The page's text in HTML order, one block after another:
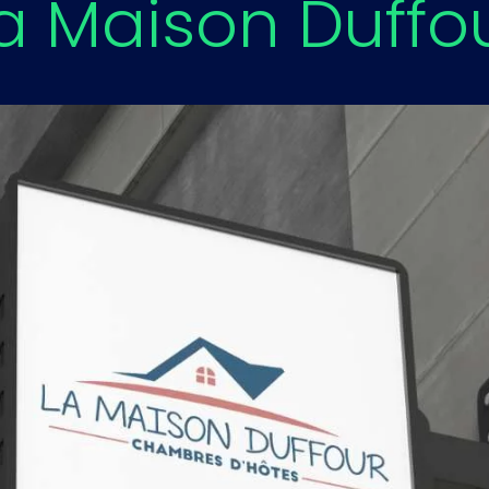
Maison